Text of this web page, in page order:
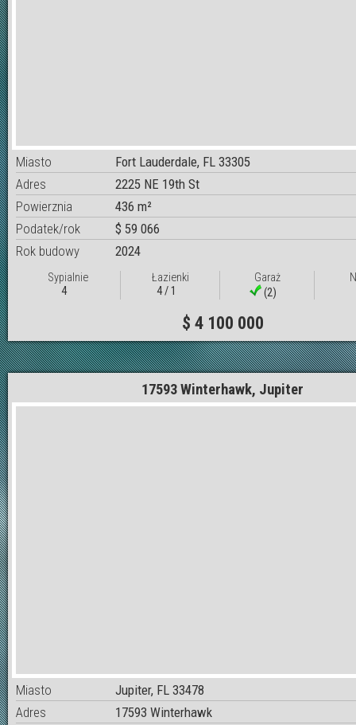
Miasto
Fort Lauderdale, FL 33305
Adres
2225 NE 19th St
Powierznia
436 m²
Podatek/rok
$ 59 066
Rok budowy
2024
Sypialnie
4
Łazienki
4 / 1
Garaż
(2)
$ 4 100 000
17593 Winterhawk, Jupiter
Miasto
Jupiter, FL 33478
Adres
17593 Winterhawk